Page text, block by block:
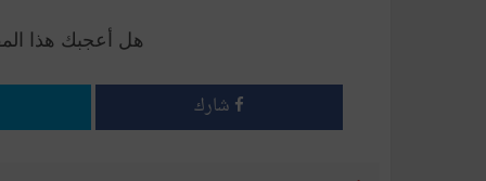
هل أعجبك هذا
شارك